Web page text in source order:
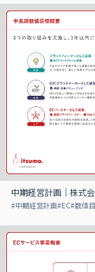
中期経営計画｜株式
#中期経営計画#EC#数値